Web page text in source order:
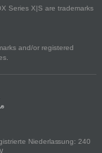
Series X|S are trademarks
and/or registered
Niederlassung: 240